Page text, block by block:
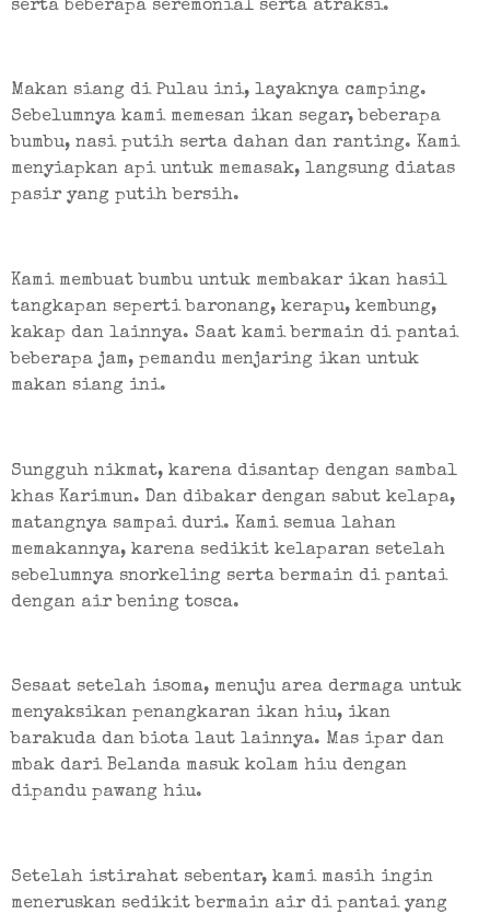
serta beberapa seremonial serta atraksi.
Makan siang di Pulau ini, layaknya camping.
Sebelumnya kami memesan ikan segar, beberapa
bumbu, nasi putih serta dahan dan ranting. Kami
menyiapkan api untuk memasak, langsung diatas
pasir yang putih bersih.
Kami membuat bumbu untuk membakar ikan hasil
tangkapan seperti baronang, kerapu, kembung,
kakap dan lainnya. Saat kami bermain di pantai
beberapa jam, pemandu menjaring ikan untuk
makan siang ini.
Sungguh nikmat, karena disantap dengan sambal
khas Karimun. Dan dibakar dengan sabut kelapa,
matangnya sampai duri. Kami semua lahan
memakannya, karena sedikit kelaparan setelah
sebelumnya snorkeling serta bermain di pantai
dengan air bening tosca.
Sesaat setelah isoma, menuju area dermaga untuk
menyaksikan penangkaran ikan hiu, ikan
barakuda dan biota laut lainnya. Mas ipar dan
mbak dari Belanda masuk kolam hiu dengan
dipandu pawang hiu.
Setelah istirahat sebentar, kami masih ingin
meneruskan sedikit bermain air di pantai yang